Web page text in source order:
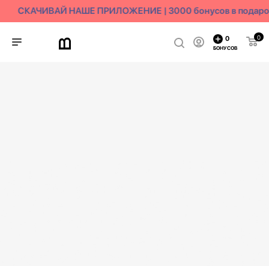
СКАЧИВАЙ НАШЕ ПРИЛОЖЕНИЕ | 3000 бонусов в
0
0
БОНУСОВ